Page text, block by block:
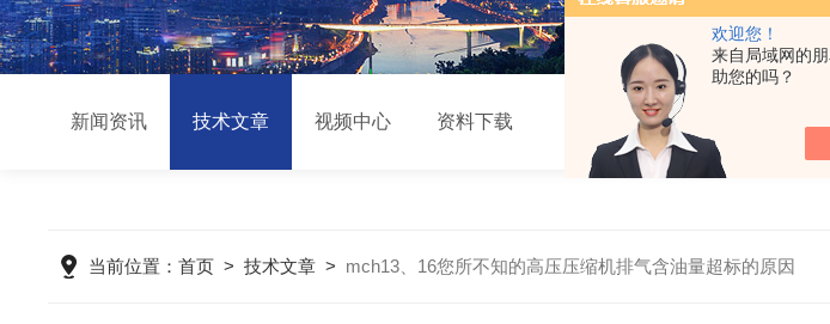
欢迎您！
来自局域网的
助您的吗？
新闻资讯 技术文章 视频中心 资料下载
当前位置：首页 >技术文章 > mch13、16您所不知的高压压缩机排气含油量超标的原因